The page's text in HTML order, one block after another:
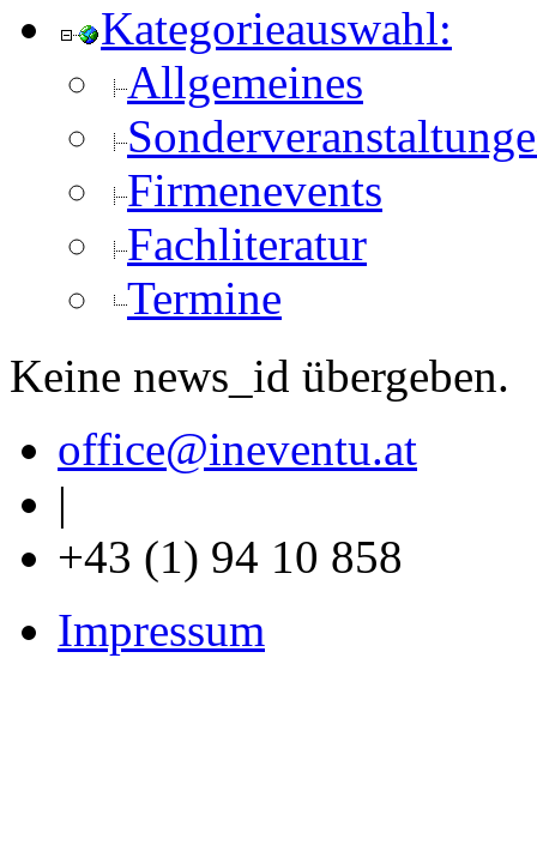
Kategorieauswahl:
Allgemeines
Firmenevents
Fachliteratur
Termine
Keine news_id übergeben.
office@ineventu.at
|
+43 (1) 94 10 858
Impressum